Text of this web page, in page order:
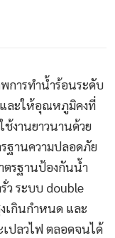
การทำน้ำร้อนระดับ
และให้อุณหภูมิคงที่
ช้งานยาวนานด้วย
ฐานความปลอดภัย
ตรฐานป้องกันน้ำ
ว ระบบ double
เกินกำหนด และ
ปลวไฟ ตลอดจนได้